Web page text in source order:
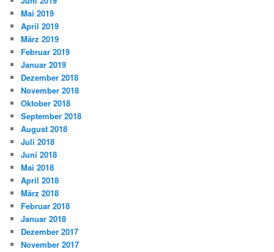
Mai 2019
April 2019
März 2019
Februar 2019
Januar 2019
Dezember 2018
November 2018
Oktober 2018
September 2018
August 2018
Juli 2018
Juni 2018
Mai 2018
April 2018
März 2018
Februar 2018
Januar 2018
Dezember 2017
November 2017